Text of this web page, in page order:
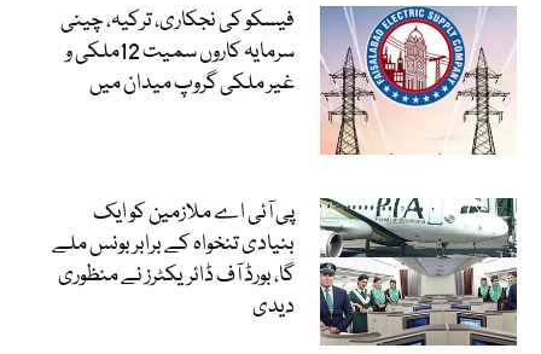
فیسکو کی نجکاری، ترکیہ، چینی
سرمایہ کاروں سمیت 12ملکی و
غیر ملکی گروپ میدان میں
پی آئی اے ملازمین کو ایک
بنیادی تنخواہ کے برابر بونس ملے
گا، بورڈ آف ڈائریکٹرز نے منظوری
دیدی